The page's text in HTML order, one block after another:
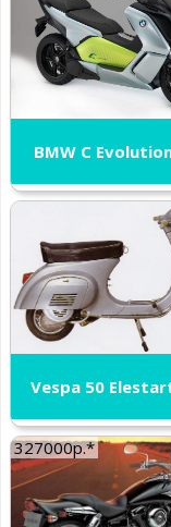
BMW C
Vespa 50
327000р.*